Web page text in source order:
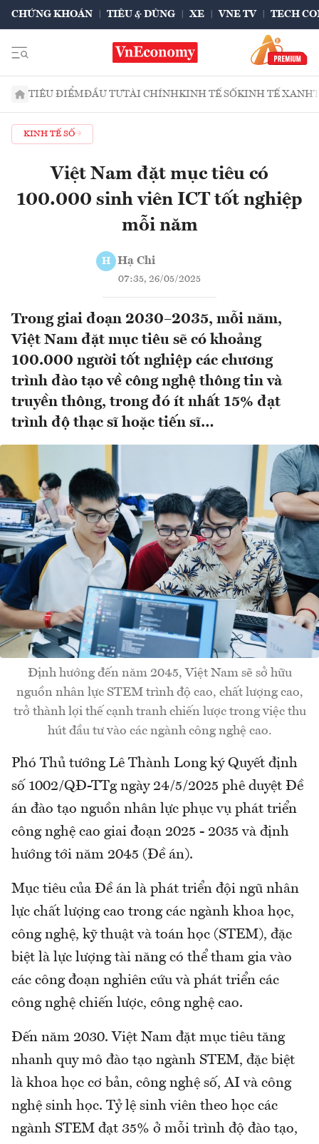
CHỨNG KHOÁN TIÊU & DÙNG XE VNE TV TECH
TIÊU ĐIỂMĐẦU TƯTÀI CHÍNHKINH TẾ SỐKINH TẾ XANH
KINH TẾ SỐ
Việt Nam đặt mục tiêu có
100.000 sinh viên ICT tốt nghiệp
mỗi năm
H Hạ Chi
07:35, 26/05/2025
Trong giai đoạn 2030–2035, mỗi năm,
Việt Nam đặt mục tiêu sẽ có khoảng
100.000 người tốt nghiệp các chương
trình đào tạo về công nghệ thông tin và
truyền thông, trong đó ít nhất 15% đạt
trình độ thạc sĩ hoặc tiến sĩ…
Định hướng đến năm 2045, Việt Nam sẽ sở hữu
nguồn nhân lực STEM trình độ cao, chất lượng cao,
trở thành lợi thế cạnh tranh chiến lược trong việc thu
hút đầu tư vào các ngành công nghệ cao.
Phó Thủ tướng Lê Thành Long ký Quyết định
số 1002/QĐ-TTg ngày 24/5/2025 phê duyệt Đề
án đào tạo nguồn nhân lực phục vụ phát triển
công nghệ cao giai đoạn 2025 - 2035 và định
hướng tới năm 2045 (Đề án).
Mục tiêu của Đề án là phát triển đội ngũ nhân
lực chất lượng cao trong các ngành khoa học,
công nghệ, kỹ thuật và toán học (STEM), đặc
biệt là lực lượng tài năng có thể tham gia vào
các công đoạn nghiên cứu và phát triển các
công nghệ chiến lược, công nghệ cao.
Đến năm 2030. Việt Nam đặt mục tiêu tăng
nhanh quy mô đào tạo ngành STEM, đặc biệt
là khoa học cơ bản, công nghệ số, AI và công
nghệ sinh học. Tỷ lệ sinh viên theo học các
ngành STEM đạt 35% ở mỗi trình độ đào tạo,